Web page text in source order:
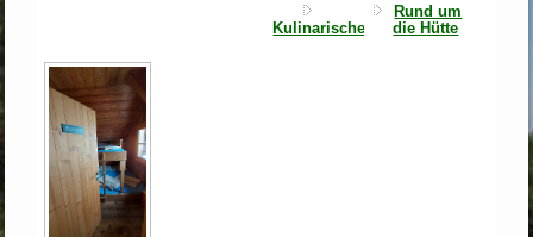
Kulinarisches
Rund um
die Hütte